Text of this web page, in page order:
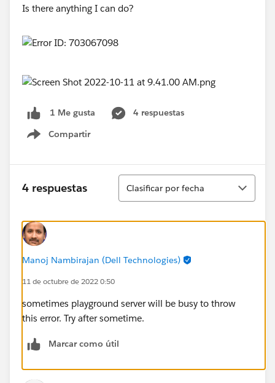
Is there anything I can do?
1 Me gusta
4 respuestas
Compartir
Show menu
4 respuestas
Ordenar
Clasificar por fecha
Manoj Nambirajan (Dell Technologies)
11 de octubre de 2022 0:50
sometimes playground server will be busy to throw
this error. Try after sometime.
Marcar como útil